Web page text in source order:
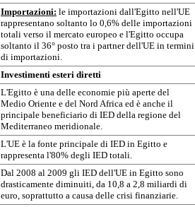
Importazioni: le importazioni dall'Egitto nell'UE
rappresentano soltanto lo 0,6% delle importazioni
totali verso il mercato europeo e l'Egitto occupa
soltanto il 36° posto tra i partner dell'UE in termini
di importazioni.
Investimenti esteri diretti
L'Egitto è una delle economie più aperte del
Medio Oriente e del Nord Africa ed è anche il
principale beneficiario di IED della regione del
Mediterraneo meridionale.
L'UE è la fonte principale di IED in Egitto e
rappresenta l'80% degli IED totali.
Dal 2008 al 2009 gli IED dell'UE in Egitto sono
drasticamente diminuiti, da 10,8 a 2,8 miliardi di
euro, soprattutto a causa delle crisi finanziarie.